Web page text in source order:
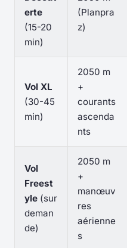
erte
(15-20
min)
(Planpra
z)
Vol XL
(30-45
min)
2050 m
+
courants
ascenda
nts
Vol
Freest
yle (sur
deman
de)
2050 m
+
manœuv
res
aérienne
s